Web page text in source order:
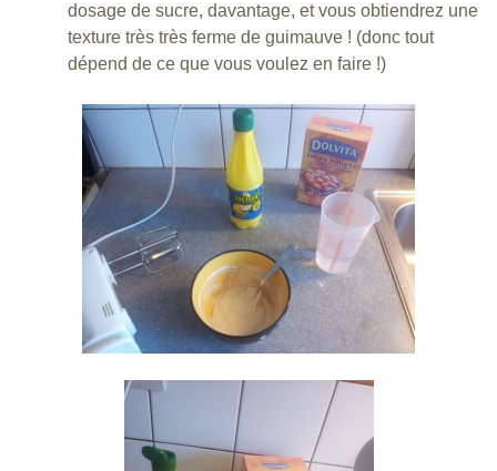
dosage de sucre, davantage, et vous obtiendrez une
texture très très ferme de guimauve ! (donc tout
dépend de ce que vous voulez en faire !)